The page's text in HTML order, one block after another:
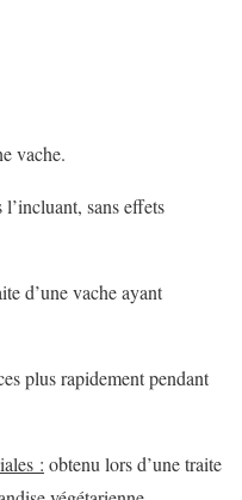
vache.
sans effets
d’une vache ayant
plus rapidement pendant
: obtenu lors d’une traite